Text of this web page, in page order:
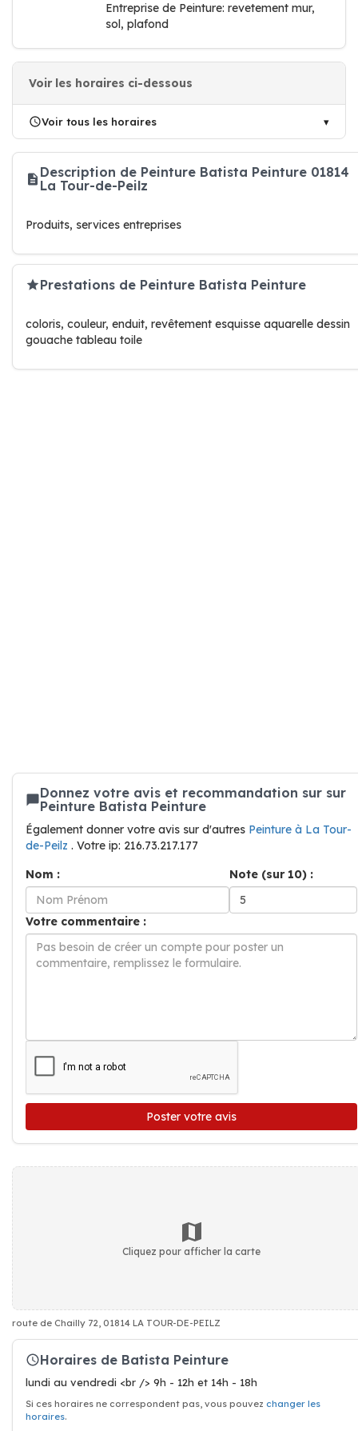
Entreprise de Peinture: revetement mur,
sol, plafond
Voir les horaires ci-dessous
Voir tous les horaires
Description de Peinture Batista Peinture 01814
La Tour-de-Peilz
Produits, services entreprises
Prestations de Peinture Batista Peinture
coloris, couleur, enduit, revêtement esquisse aquarelle dessin
gouache tableau toile
Donnez votre avis et recommandation sur sur
Peinture Batista Peinture
Également donner votre avis sur d'autres Peinture à La Tour-
de-Peilz . Votre ip: 216.73.217.177
Nom :
Note (sur 10) :
Votre commentaire :
Poster votre avis
Cliquez pour afficher la carte
route de Chailly 72, 01814 LA TOUR-DE-PEILZ
Horaires de Batista Peinture
lundi au vendredi <br /> 9h - 12h et 14h - 18h
Si ces horaires ne correspondent pas, vous pouvez changer les
horaires.